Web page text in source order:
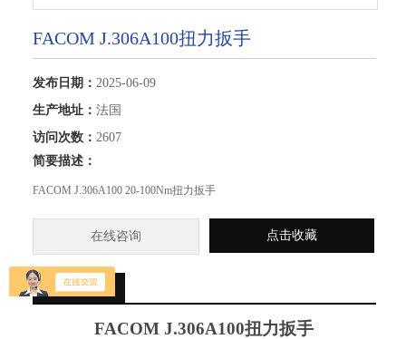
FACOM J.306A100扭力扳手
发布日期： 2025-06-09
生产地址： 法国
访问次数： 2607
简要描述：
FACOM J.306A100 20-100Nm扭力扳手
在线咨询 点击收藏
详细介绍
FACOMJ.306A100扭力扳手